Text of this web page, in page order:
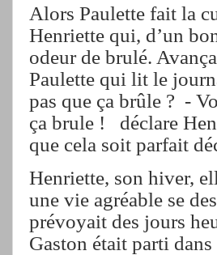
Alors Paulette fait la
Henriette qui, d’un
odeur de brulé.
Paulette qui lit le
pas que ça brûle ? -
ça brule !
déclare
que cela soit parfait
Henriette, son hiver,
une vie agréable se
prévoyait des jours
Gaston était parti